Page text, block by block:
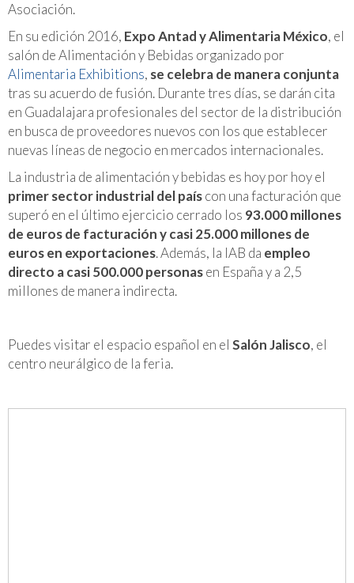
Asociación.
En su edición 2016, Expo Antad y Alimentaria México, el
salón de Alimentación y Bebidas organizado por
Alimentaria Exhibitions, se celebra de manera conjunta
tras su acuerdo de fusión. Durante tres días, se darán cita
en Guadalajara profesionales del sector de la distribución
en busca de proveedores nuevos con los que establecer
nuevas líneas de negocio en mercados internacionales.
La industria de alimentación y bebidas es hoy por hoy el
primer sector industrial del paíscon una facturación que
superó en el último ejercicio cerrado los 93.000 millones
de euros de facturación y casi 25.000 millones de
euros en exportaciones. Además, la IAB da empleo
directo a casi 500.000 personasen España y a 2,5
millones de manera indirecta.
Puedes visitar el espacio español en el Salón Jalisco, el
centro neurálgico de la feria.